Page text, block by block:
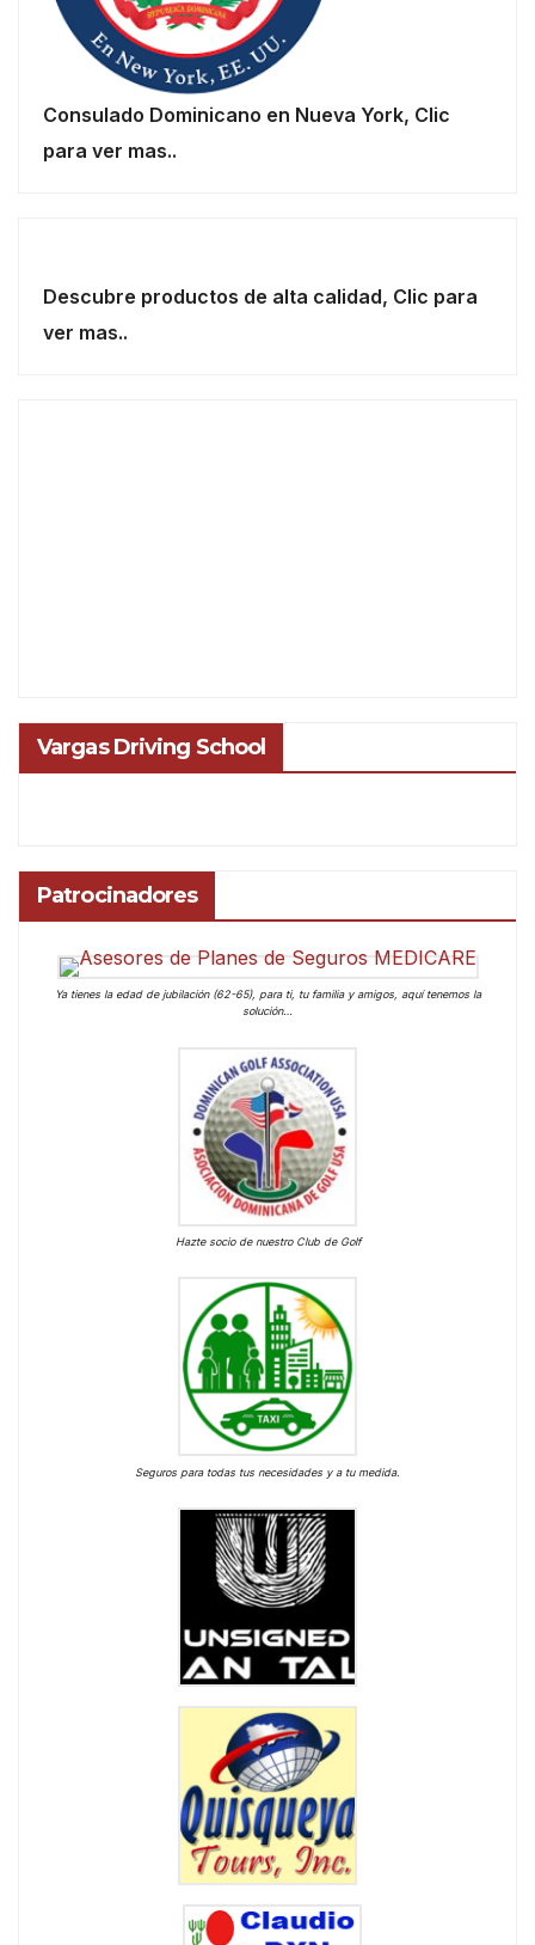
Consulado Dominicano en Nueva York, Clic
para ver mas..
Descubre productos de alta calidad, Clic para
ver mas..
Vargas Driving School
Patrocinadores
Ya tienes la edad de jubilación (62-65), para ti, tu familia y amigos, aquí tenemos la
solución…
Hazte socio de nuestro Club de Golf
Seguros para todas tus necesidades y a tu medida.